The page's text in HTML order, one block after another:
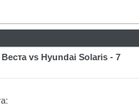
vs Hyundai Solaris - 7